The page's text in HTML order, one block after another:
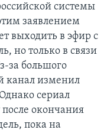
системы
заявлением
выходить в эфир с
но только в связи
за большого
канал изменил
сериал
окончания
пока на